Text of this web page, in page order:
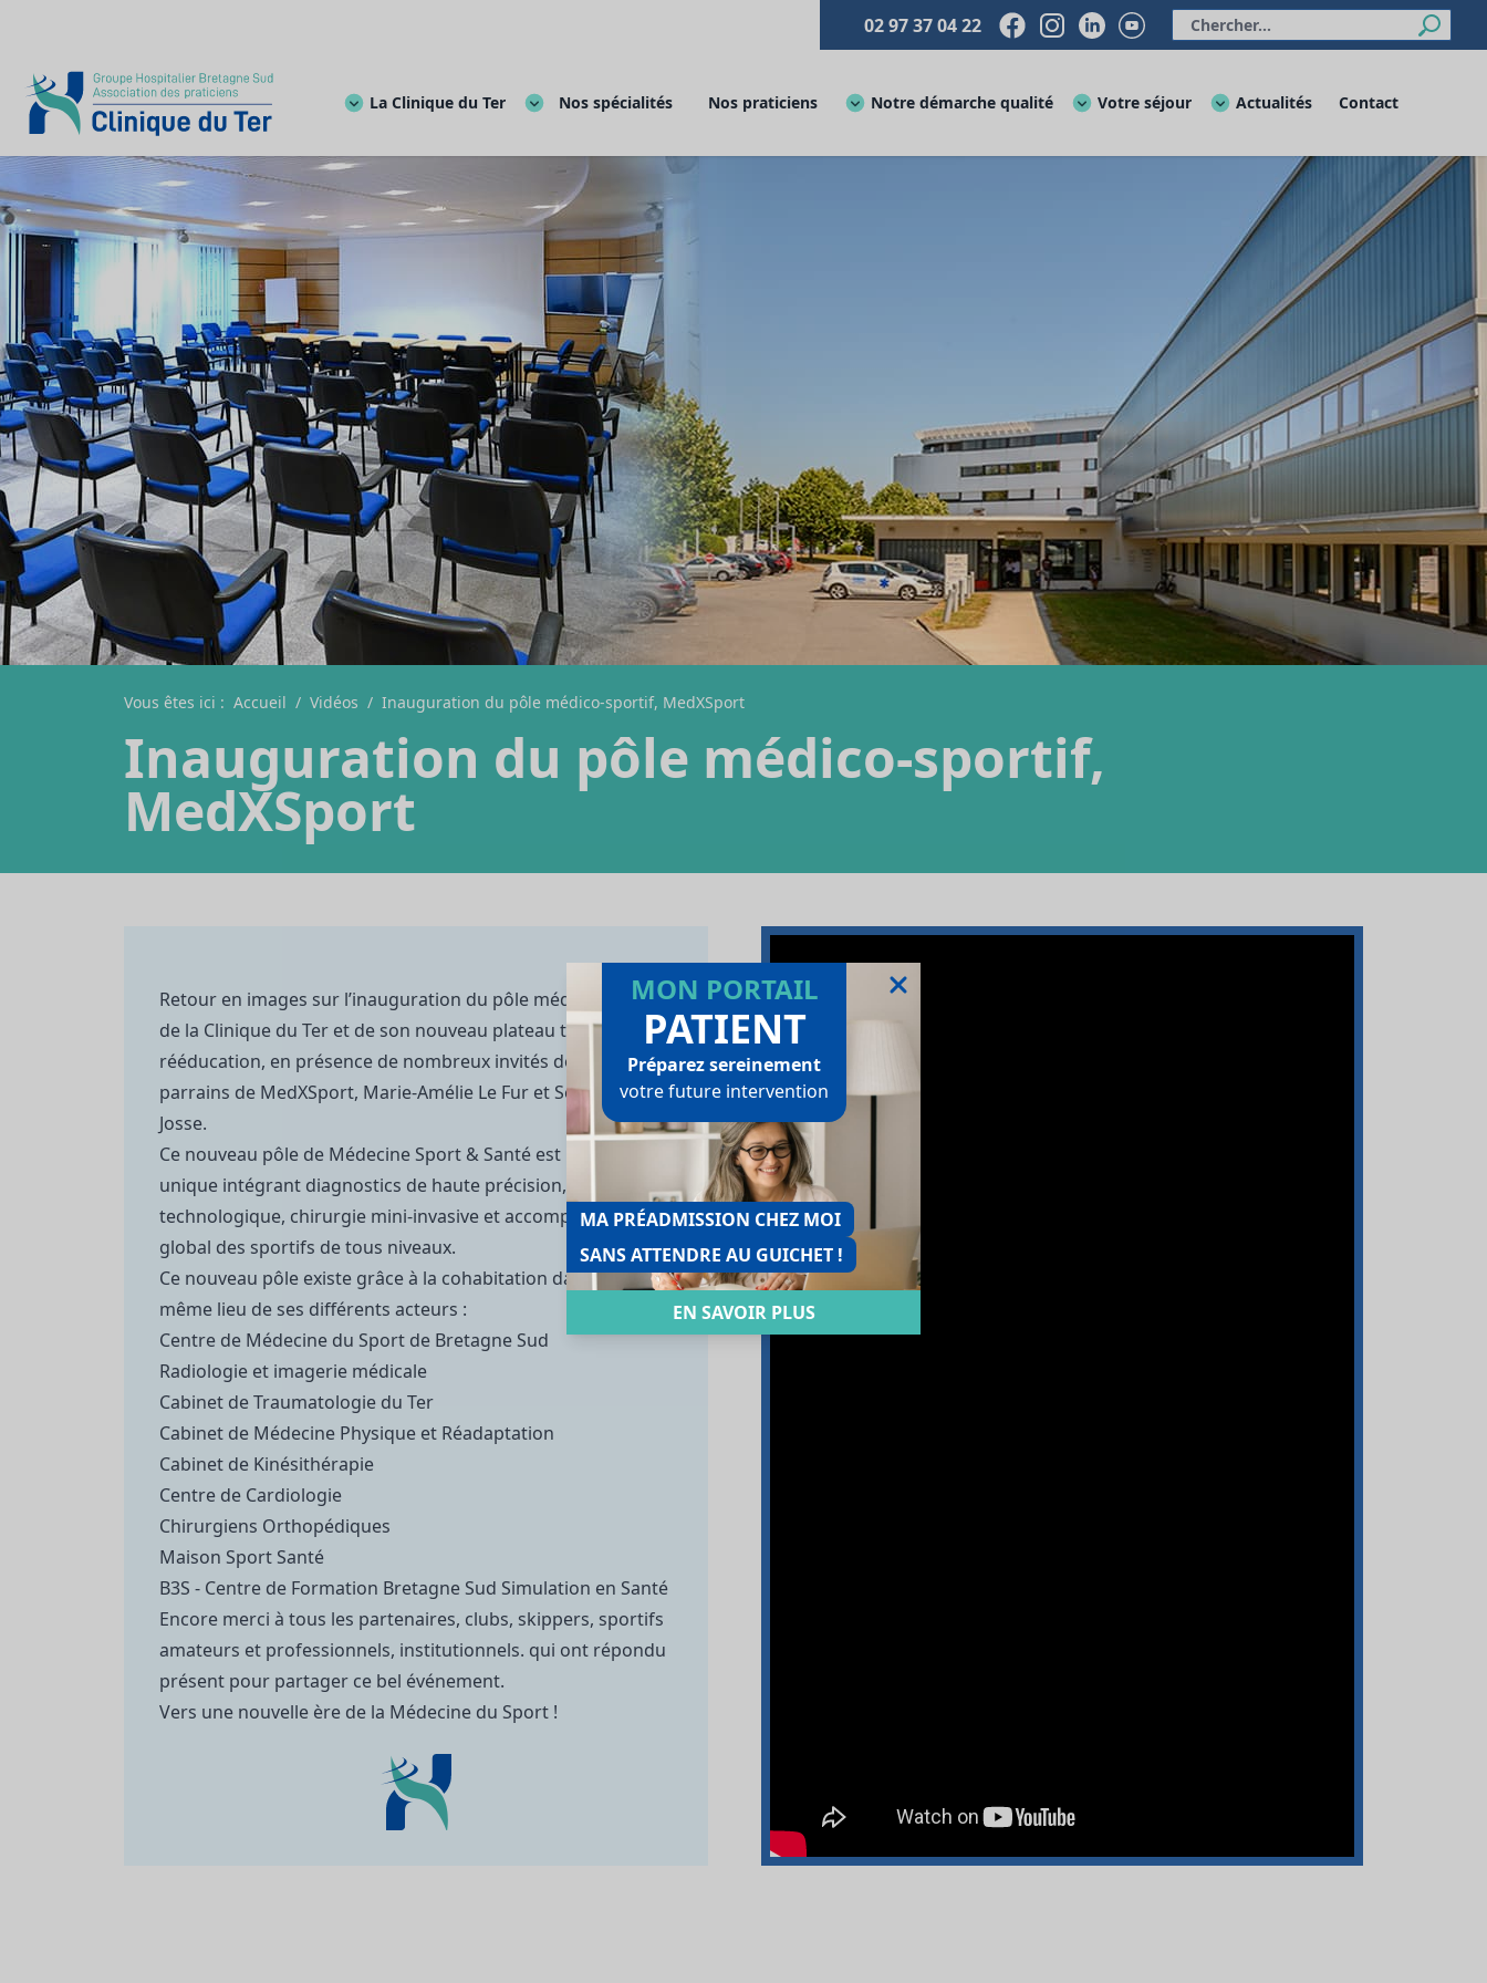
MON PORTAIL
PATIENT
Préparez sereinement
votre future intervention
MA PRÉADMISSION CHEZ MOI
SANS ATTENDRE AU GUICHET !
EN SAVOIR PLUS
02 97 37 04 22
La Clinique du Ter Nos spécialités Nos praticiens Notre démarche qualité Votre séjour Actualités Contact
Vous êtes ici : Accueil / Vidéos / Inauguration du pôle médico-sportif, MedXSport
Inauguration du pôle médico-sportif,
MedXSport
Retour en images sur l’inauguration du pôle médico-sportif
de la Clinique du Ter et de son nouveau plateau technique de
rééducation, en présence de nombreux invités dont les
parrains de MedXSport, Marie-Amélie Le Fur et Sébastien
Josse.
Ce nouveau pôle de Médecine Sport & Santé est un espace
unique intégrant diagnostics de haute précision, rééducation
technologique, chirurgie mini-invasive et accompagnement
global des sportifs de tous niveaux.
Ce nouveau pôle existe grâce à la cohabitation dans un
même lieu de ses différents acteurs :
Centre de Médecine du Sport de Bretagne Sud
Radiologie et imagerie médicale
Cabinet de Traumatologie du Ter
Cabinet de Médecine Physique et Réadaptation
Cabinet de Kinésithérapie
Centre de Cardiologie
Chirurgiens Orthopédiques
Maison Sport Santé
B3S - Centre de Formation Bretagne Sud Simulation en Santé
Encore merci à tous les partenaires, clubs, skippers, sportifs
amateurs et professionnels, institutionnels. qui ont répondu
présent pour partager ce bel événement.
Vers une nouvelle ère de la Médecine du Sport !